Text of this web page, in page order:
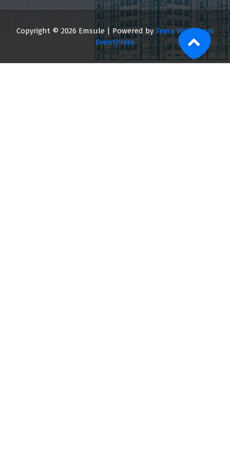
Copyright © 2026 Emsule | Powered byTema WordPress
EventPress